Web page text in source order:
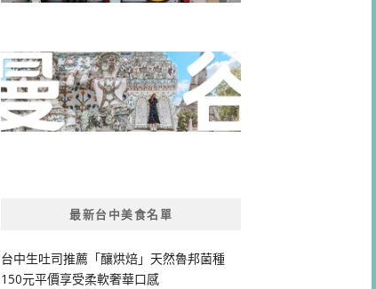
最新台中美食名單
台中生吐司推薦「釀烘焙」天然魯邦菌種
150元平價享受柔軟奢華口感